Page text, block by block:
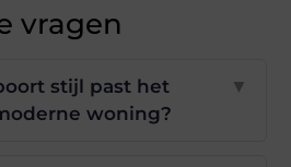
vragen
stijl past het
woning?
▼